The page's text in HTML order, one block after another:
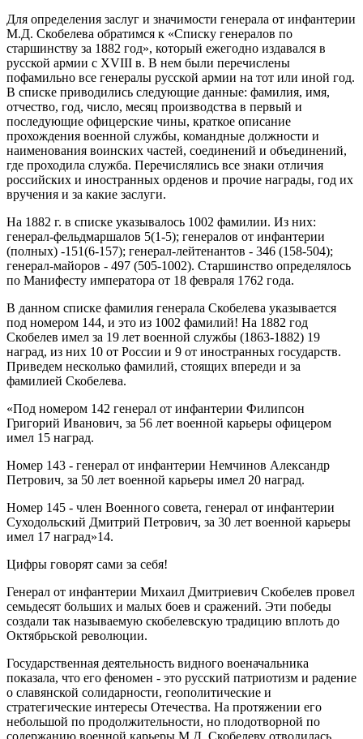
Для определения заслуг и значимости генерала от инфантерии
М.Д. Скобелева обратимся к «Списку генералов по
старшинству за 1882 год», который ежегодно издавался в
русской армии с XVIII в. В нем были перечислены
пофамильно все генералы русской армии на тот или иной год.
В списке приводились следующие данные: фамилия, имя,
отчество, год, число, месяц производства в первый и
последующие офицерские чины, краткое описание
прохождения военной службы, командные должности и
наименования воинских частей, соединений и объединений,
где проходила служба. Перечислялись все знаки отличия
российских и иностранных орденов и прочие награды, год их
вручения и за какие заслуги.
На 1882 г. в списке указывалось 1002 фамилии. Из них:
генерал-фельдмаршалов 5(1-5); генералов от инфантерии
(полных) -151(6-157); генерал-лейтенантов - 346 (158-504);
генерал-майоров - 497 (505-1002). Старшинство определялось
по Манифесту императора от 18 февраля 1762 года.
В данном списке фамилия генерала Скобелева указывается
под номером 144, и это из 1002 фамилий! На 1882 год
Скобелев имел за 19 лет военной службы (1863-1882) 19
наград, из них 10 от России и 9 от иностранных государств.
Приведем несколько фамилий, стоящих впереди и за
фамилией Скобелева.
«Под номером 142 генерал от инфантерии Филипсон
Григорий Иванович, за 56 лет военной карьеры офицером
имел 15 наград.
Номер 143 - генерал от инфантерии Немчинов Александр
Петрович, за 50 лет военной карьеры имел 20 наград.
Номер 145 - член Военного совета, генерал от инфантерии
Суходольский Дмитрий Петрович, за 30 лет военной карьеры
имел 17 наград»14.
Цифры говорят сами за себя!
Генерал от инфантерии Михаил Дмитриевич Скобелев провел
семьдесят больших и малых боев и сражений. Эти победы
создали так называемую скобелевскую традицию вплоть до
Октябрьской революции.
Государственная деятельность видного военачальника
показала, что его феномен - это русский патриотизм и радение
о славянской солидарности, геополитические и
стратегические интересы Отечества. На протяжении его
небольшой по продолжительности, но плодотворной по
содержанию военной карьеры М.Д. Скобелеву отводилась